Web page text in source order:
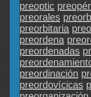
preoptic
preorales
preorbitaria
preordena
preordenadas
preordinación
preordovícicas